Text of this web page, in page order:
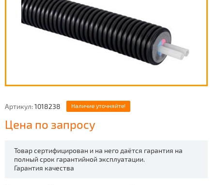
Артикул:1018238 Наличие уточняйте!
Цена по запросу
Товар сертифицирован и на него даётся гарантия на
полный срок гарантийной эксплуатации.
Гарантия качества